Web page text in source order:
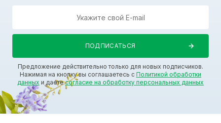
Предложение действительно только для новых подписчиков.
Нажимая на кнопку вы соглашаетесь с Политикой обработки
данных и даетесогласие на обработку персональных данных